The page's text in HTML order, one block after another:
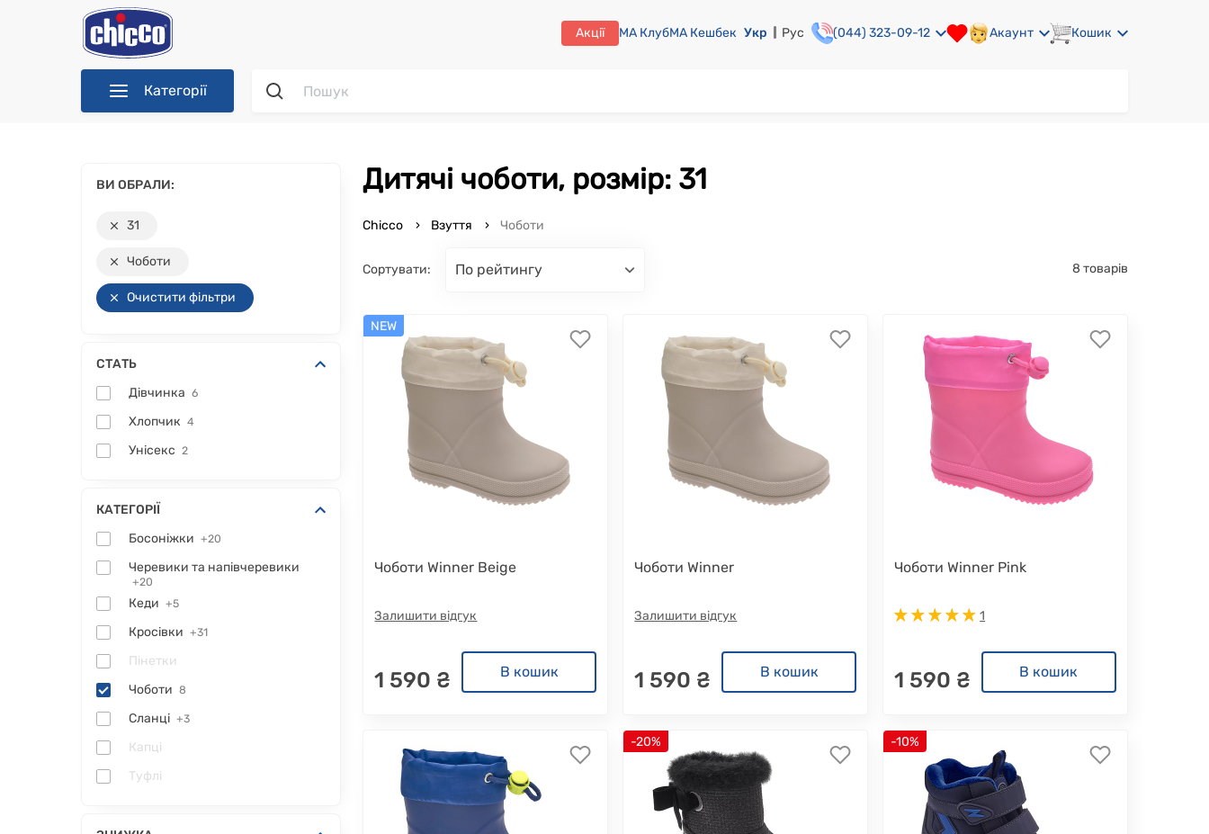
Акції МА КлубМА Кешбек Укр Рус (044) 323-09-12 Акаунт Кошик
Категорії
ВИ ОБРАЛИ:
31
Чоботи
Очистити фільтри
СТАТЬ
Дівчинка 6
Хлопчик 4
Унісекс 2
КАТЕГОРІЇ
Босоніжки +20
Черевики та напівчеревики
+20
Кеди +5
Кросівки +31
Пінетки
Чоботи 8
Сланці +3
Капці
Туфлі
Дитячі чоботи, розмір: 31
Chicco Взуття Чоботи
Сортувати: по рейтингу 8 товарів
NEW
Чоботи Winner Beige
Залишити відгук
1 590 ₴ В кошик
Чоботи Winner
Залишити відгук
1 590 ₴ В кошик
Чоботи Winner Pink
1
1 590 ₴ В кошик
-20% -10%